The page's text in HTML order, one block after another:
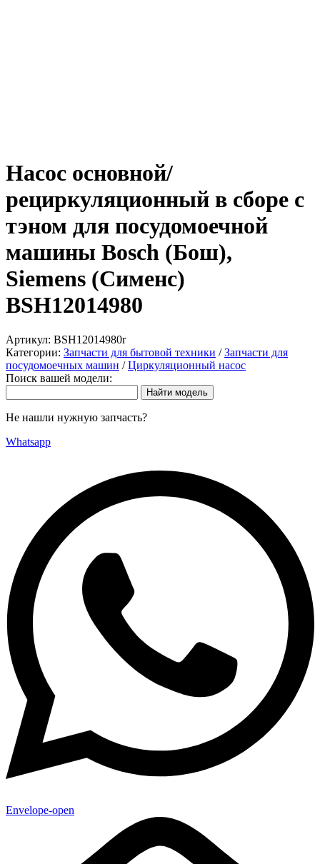
Насос основной/
рециркуляционный в сборе с
тэном для посудомоечной
машины Bosch (Бош),
Siemens (Сименс)
BSH12014980
Артикул: BSH12014980r
Категории: Запчасти для бытовой техники /Запчасти для
посудомоечных машин /Циркуляционный насос
Поиск вашей модели:
Не нашли нужную запчасть?
Whatsapp
Envelope-open